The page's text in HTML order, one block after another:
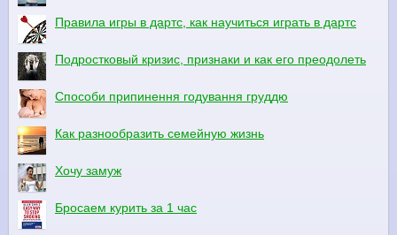
Правила игры в дартс, как научиться играть в дартс
Подростковый кризис, признаки и как его преодолеть
Способи припинення годування груддю
Как разнообразить семейную жизнь
Хочу замуж
Бросаем курить за 1 час